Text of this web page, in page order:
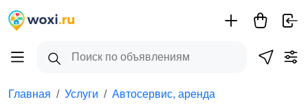
Главная Услуги
Автосервис, аренда